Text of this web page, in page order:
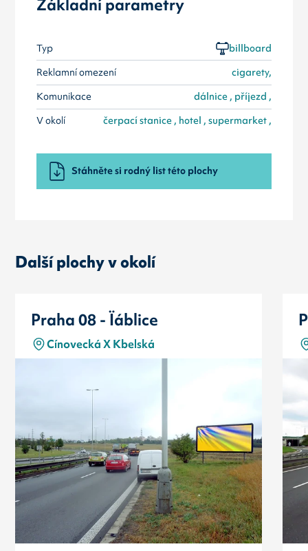
Základní parametry
Typ
billboard
Reklamní omezení
cigarety,
Komunikace
dálnice , příjezd ,
V okolí
čerpací stanice , hotel , supermarket ,
Stáhněte si rodný list této plochy
Další plochy v okolí
Praha 08 - Ïáblice
Cínovecká X Kbelská